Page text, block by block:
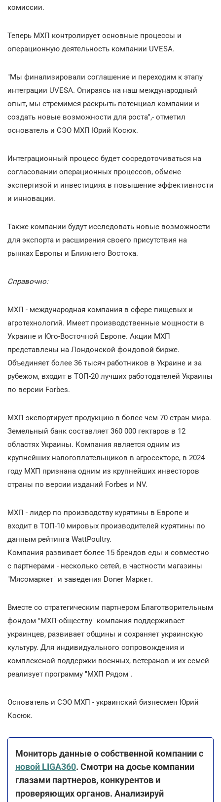
комиссии.
Теперь МХП контролирует основные процессы и
операционную деятельность компании UVESA.
"Мы финализировали соглашение и переходим к этапу
интеграции UVESA. Опираясь на наш международный
опыт, мы стремимся раскрыть потенциал компании и
создать новые возможности для роста",- отметил
основатель и CЭO МХП Юрий Косюк.
Интеграционный процесс будет сосредоточиваться на
согласовании операционных процессов, обмене
экспертизой и инвестициях в повышение эффективности
и инновации.
Также компании будут исследовать новые возможности
для экспорта и расширения своего присутствия на
рынках Европы и Ближнего Востока.
Справочно:
МХП - международная компания в сфере пищевых и
агротехнологий. Имеет производственные мощности в
Украине и Юго-Восточной Европе. Акции МХП
представлены на Лондонской фондовой бирже.
Объединяет более 36 тысяч работников в Украине и за
рубежом, входит в ТОП-20 лучших работодателей Украины
по версии Forbes.
МХП экспортирует продукцию в более чем 70 стран мира.
Земельный банк составляет 360 000 гектаров в 12
областях Украины. Компания является одним из
крупнейших налогоплательщиков в агросекторе, в 2024
году МХП признана одним из крупнейших инвесторов
страны по версии изданий Forbes и NV.
МХП - лидер по производству курятины в Европе и
входит в ТОП-10 мировых производителей курятины по
данным рейтинга WattPoultry.
Компания развивает более 15 брендов еды и совместно
с партнерами - несколько сетей, в частности магазины
"Мясомаркет" и заведения Dоner Маркет.
Вместе со стратегическим партнером Благотворительным
фондом "МХП-обществу" компания поддерживает
украинцев, развивает общины и сохраняет украинскую
культуру. Для индивидуального сопровождения и
комплексной поддержки военных, ветеранов и их семей
реализует программу "МХП Рядом".
Основатель и CЭO МХП - украинский бизнесмен Юрий
Косюк.
Мониторь данные о собственной компании с
новой LIGA360. Смотри на досье компании
глазами партнеров, конкурентов и
проверяющих органов. Анализируй